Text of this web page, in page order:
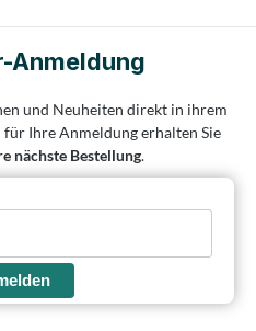
Anmeldung
und Neuheiten direkt in ihrem
für Ihre Anmeldung erhalten Sie
nächste Bestellung.